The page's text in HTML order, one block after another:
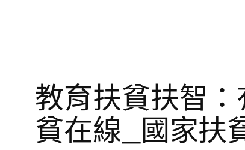
教育扶貧扶智
貧在線_國家扶